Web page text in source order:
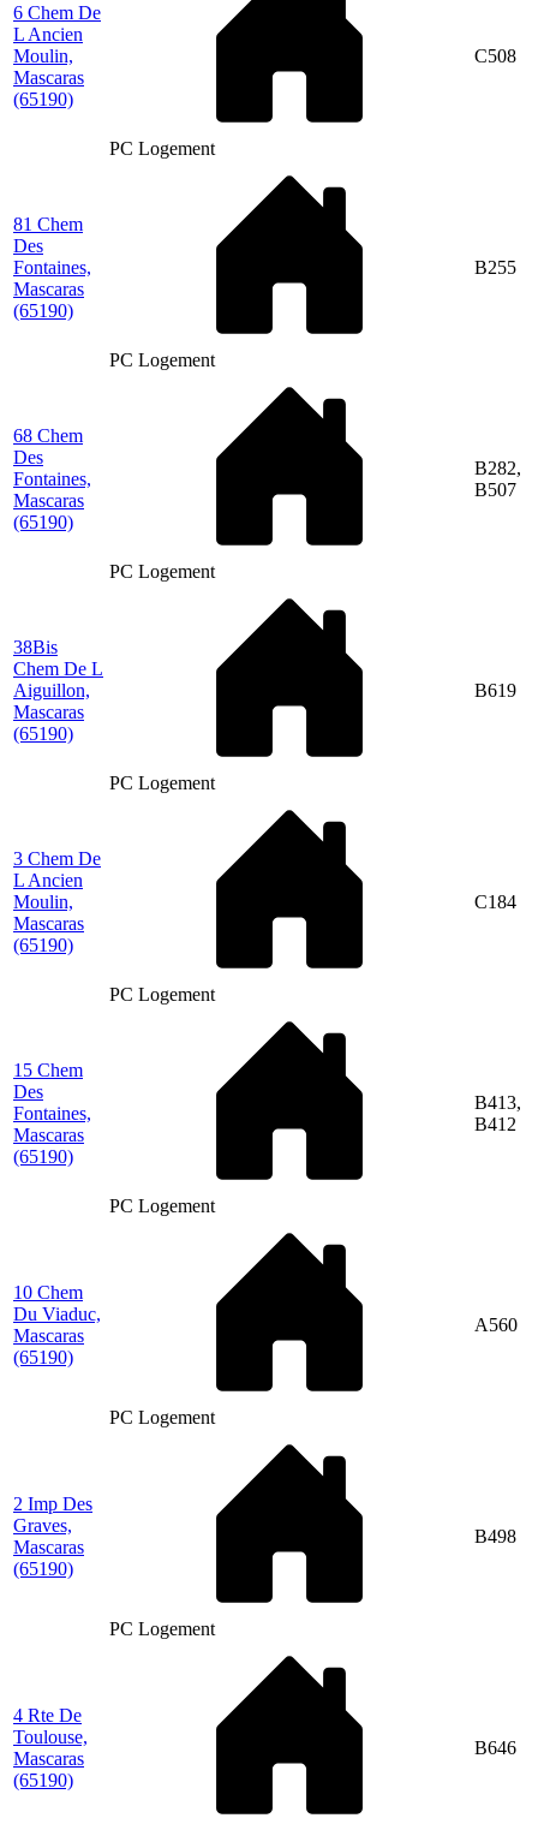
6 Chem De
L Ancien
Moulin,
Mascaras
(65190)
PC Logement
C508
81 Chem
Des
Fontaines,
Mascaras
(65190)
PC Logement
B255
68 Chem
Des
Fontaines,
Mascaras
(65190)
PC Logement
B282,
B507
38Bis
Chem De L
Aiguillon,
Mascaras
(65190)
PC Logement
B619
3 Chem De
L Ancien
Moulin,
Mascaras
(65190)
PC Logement
C184
15 Chem
Des
Fontaines,
Mascaras
(65190)
PC Logement
B413,
B412
10 Chem
Du Viaduc,
Mascaras
(65190)
PC Logement
A560
2 Imp Des
Graves,
Mascaras
(65190)
PC Logement
B498
4 Rte De
Toulouse,
Mascaras
(65190)
B646